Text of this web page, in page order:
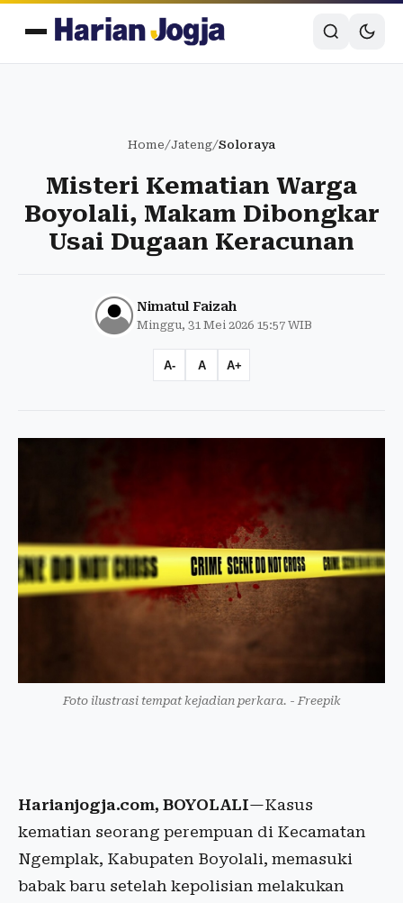
Home/Jateng/Soloraya
Misteri Kematian Warga
Boyolali, Makam Dibongkar
Usai Dugaan Keracunan
Nimatul Faizah
Minggu, 31 Mei 2026 15:57 WIB
A- A A+
Foto ilustrasi tempat kejadian perkara. - Freepik
Harianjogja.com, BOYOLALI—Kasus
kematian seorang perempuan di Kecamatan
Ngemplak, Kabupaten Boyolali, memasuki
babak baru setelah kepolisian melakukan